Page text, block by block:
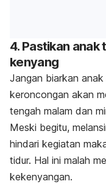
4. Pastikan anak
kenyang
Jangan biarkan
keroncongan akan
tengah malam dan
Meski begitu,
hindari kegiatan
tidur. Hal ini malah
kekenyangan.